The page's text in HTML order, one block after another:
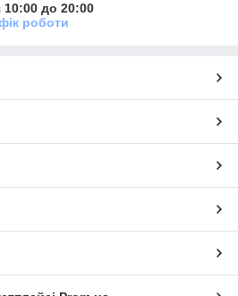
10:00 до 20:00
роботи